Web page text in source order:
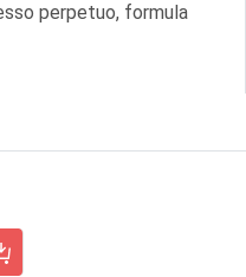
perpetuo, formula
4/2012